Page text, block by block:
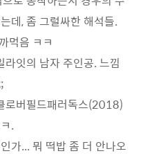
데, 좀 그럴싸한 해석들.
먹음 ㅋㅋ
잇의 남자 주인공. 느낌
로버필드패러독스(2018)
.
가... 뭐 떡밥 좀 더 안나오